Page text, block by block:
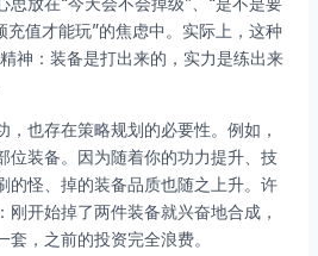
充值才能玩”的焦虑中。实际上，这种
神：装备是打出来的，实力是练出来
也存在策略规划的必要性。例如，
位装备。因为随着你的功力提升、技
的怪、掉的装备品质也随之上升。许
刚开始掉了两件装备就兴奋地合成，
，之前的投资完全浪费。